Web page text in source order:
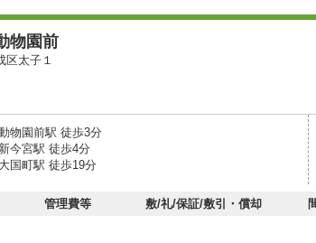
物園前
区太子１
物園前駅 徒歩3分
今宮駅 徒歩4分
国町駅 徒歩19分
管理費等 敷/礼/保証/敷引・償却